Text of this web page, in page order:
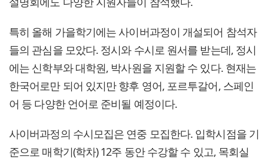
특히 올해 가을학기에는 사이버과정이 개설되어 참석자
들의 관심을 모았다. 정시와 수시로 원서를 받는데, 정시
에는 신학부와 대학원, 박사원을 지원할 수 있다. 현재는
한국어로만 되어 있지만 향후 영어, 포르투갈어, 스페인
어 등 다양한 언어로 준비될 예정이다.
사이버과정의 수시모집은 연중 모집한다. 입학시점을 기
준으로 매학기(학차) 12주 동안 수강할 수 있고, 목회실